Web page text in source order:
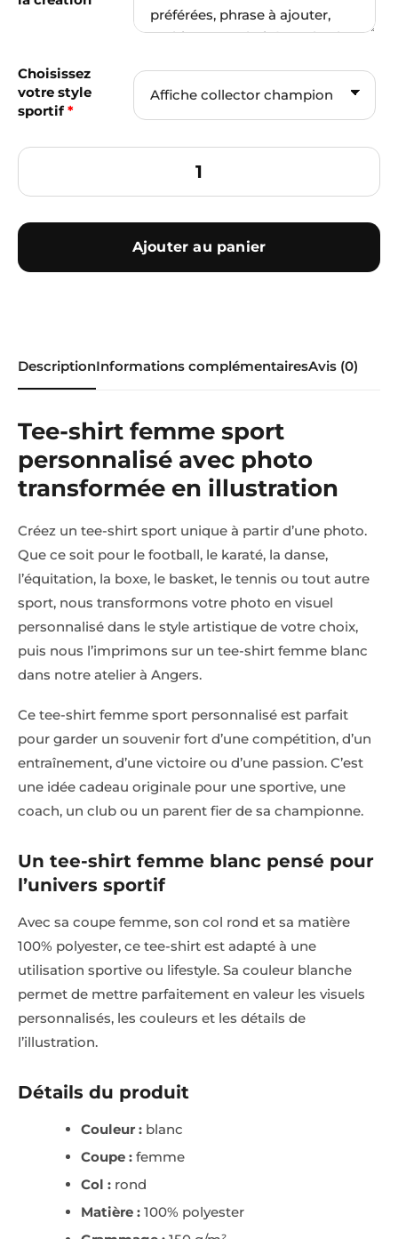
Choisissez
votre style
sportif*
Ajouter au panier
DescriptionInformations complémentairesAvis (0)
Tee-shirt femme sport
personnalisé avec photo
transformée en illustration
Créez un tee-shirt sport unique à partir d’une photo.
Que ce soit pour le football, le karaté, la danse,
l’équitation, la boxe, le basket, le tennis ou tout autre
sport, nous transformons votre photo en visuel
personnalisé dans le style artistique de votre choix,
puis nous l’imprimons sur un tee-shirt femme blanc
dans notre atelier à Angers.
Ce tee-shirt femme sport personnalisé est parfait
pour garder un souvenir fort d’une compétition, d’un
entraînement, d’une victoire ou d’une passion. C’est
une idée cadeau originale pour une sportive, une
coach, un club ou un parent fier de sa championne.
Un tee-shirt femme blanc pensé pour
l’univers sportif
Avec sa coupe femme, son col rond et sa matière
100% polyester, ce tee-shirt est adapté à une
utilisation sportive ou lifestyle. Sa couleur blanche
permet de mettre parfaitement en valeur les visuels
personnalisés, les couleurs et les détails de
l’illustration.
Détails du produit
Couleur : blanc
Coupe : femme
Col : rond
Matière : 100% polyester